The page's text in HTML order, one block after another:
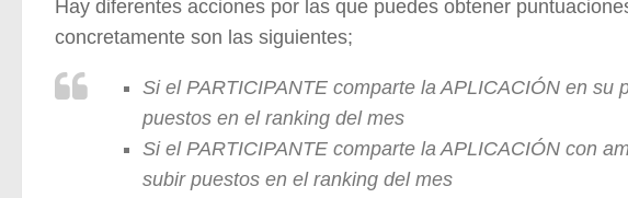
Hay diferentes acciones por las que puedes obtener
concretamente son las siguientes;
Si el PARTICIPANTE comparte la APLICACIÓN en
puestos en el ranking del mes
Si el PARTICIPANTE comparte la APLICACIÓN con
subir puestos en el ranking del mes